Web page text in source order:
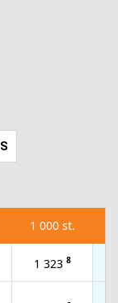
1 000 st.
1 323 8